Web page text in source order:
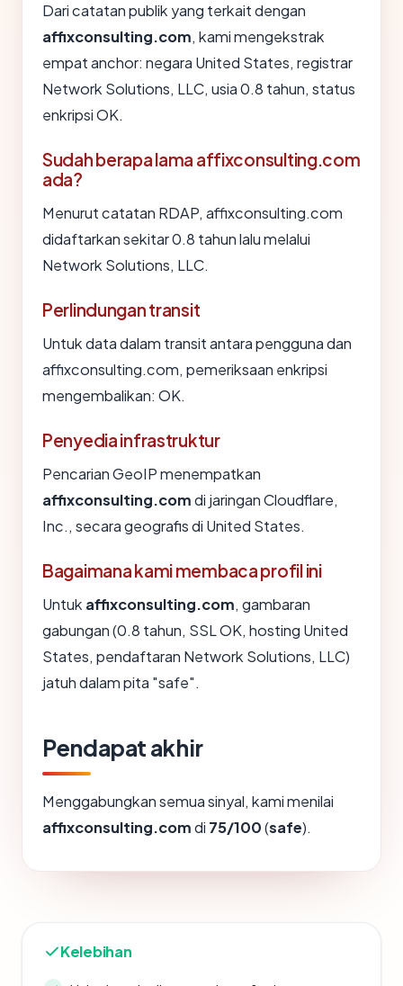
Dari catatan publik yang terkait dengan
affixconsulting.com, kami mengekstrak
empat anchor: negara United States, registrar
Network Solutions, LLC, usia 0.8 tahun, status
enkripsi OK.
Sudah berapa lama affixconsulting.com
ada?
Menurut catatan RDAP, affixconsulting.com
didaftarkan sekitar 0.8 tahun lalu melalui
Network Solutions, LLC.
Perlindungan transit
Untuk data dalam transit antara pengguna dan
affixconsulting.com, pemeriksaan enkripsi
mengembalikan: OK.
Penyedia infrastruktur
Pencarian GeoIP menempatkan
affixconsulting.comdi jaringan Cloudflare,
Inc., secara geografis di United States.
Bagaimana kami membaca profil ini
Untuk affixconsulting.com, gambaran
gabungan (0.8 tahun, SSL OK, hosting United
States, pendaftaran Network Solutions, LLC)
jatuh dalam pita "safe".
Pendapat akhir
Menggabungkan semua sinyal, kami menilai
affixconsulting.comdi 75/100(safe).
Kelebihan